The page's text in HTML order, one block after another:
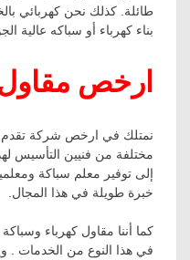
طائلة. كذلك نحن كهربائي
بناء كهرباء أو سباكه عالية
ارخص
نمتلك في ارخص شركة تقدم
مختلفة من فنيين التأسيس
إلى توفير معلم سباكة
خبرة طويلة في هذا المجال.
كما أننا مقاول كهرباء
في هذا النوع من الخدمات .